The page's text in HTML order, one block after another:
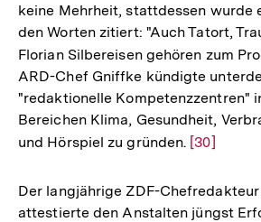
keine Mehrheit, stattdessen wurde
den Worten zitiert: "Auch Tatort,
Florian Silbereisen gehören zum
ARD-Chef Gniffke kündigte
"redaktionelle Kompetenzzentren"
Bereichen Klima, Gesundheit,
und Hörspiel zu gründen. Zur
der
Fußnote
[30]
Der langjährige ZDF-
attestierte den Anstalten jüngst